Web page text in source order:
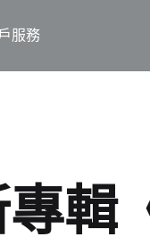
服務
輯